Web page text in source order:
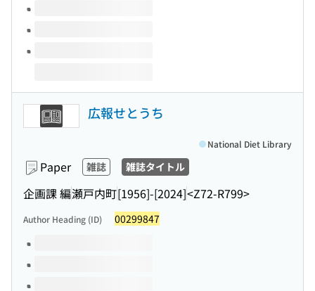
広報せとうち
Paper 雑誌 雑誌タイトル
企画課 編瀬戸内町[1956]-[2024]<Z72-R799>
National Diet Library
Author Heading (ID) 00299847
Volumes of this title